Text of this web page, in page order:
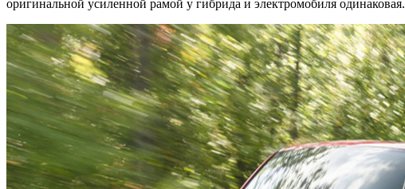
оригинальной усиленной рамой у гибрида и электромобиля одинаковая.